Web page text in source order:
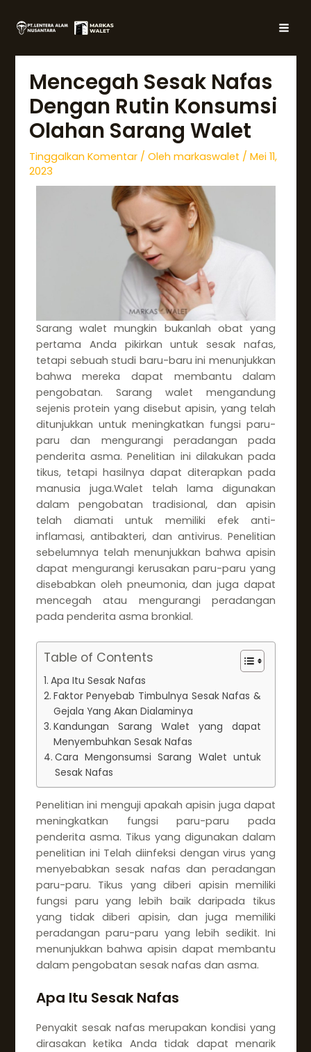
konten
Mencegah Sesak Nafas
Dengan Rutin Konsumsi
Olahan Sarang Walet
Tinggalkan Komentar / Oleh markaswalet / Mei 11,
2023
Sarang walet mungkin bukanlah obat yang
pertama Anda pikirkan untuk sesak nafas,
tetapi sebuah studi baru-baru ini menunjukkan
bahwa mereka dapat membantu dalam
pengobatan. Sarang walet mengandung
sejenis protein yang disebut apisin, yang telah
ditunjukkan untuk meningkatkan fungsi paru-
paru dan mengurangi peradangan pada
penderita asma. Penelitian ini dilakukan pada
tikus, tetapi hasilnya dapat diterapkan pada
manusia juga.Walet telah lama digunakan
dalam pengobatan tradisional, dan apisin
telah diamati untuk memiliki efek anti-
inflamasi, antibakteri, dan antivirus. Penelitian
sebelumnya telah menunjukkan bahwa apisin
dapat mengurangi kerusakan paru-paru yang
disebabkan oleh pneumonia, dan juga dapat
mencegah atau mengurangi peradangan
pada penderita asma bronkial.
Table of Contents
Apa Itu Sesak Nafas
Faktor Penyebab Timbulnya Sesak Nafas &
Gejala Yang Akan Dialaminya
Kandungan Sarang Walet yang dapat
Menyembuhkan Sesak Nafas
Cara Mengonsumsi Sarang Walet untuk
Sesak Nafas
Penelitian ini menguji apakah apisin juga dapat
meningkatkan fungsi paru-paru pada
penderita asma. Tikus yang digunakan dalam
penelitian ini Telah diinfeksi dengan virus yang
menyebabkan sesak nafas dan peradangan
paru-paru. Tikus yang diberi apisin memiliki
fungsi paru yang lebih baik daripada tikus
yang tidak diberi apisin, dan juga memiliki
peradangan paru-paru yang lebih sedikit. Ini
menunjukkan bahwa apisin dapat membantu
dalam pengobatan sesak nafas dan asma.
Apa Itu Sesak Nafas
Penyakit sesak nafas merupakan kondisi yang
dirasakan ketika Anda tidak dapat menarik
navigation